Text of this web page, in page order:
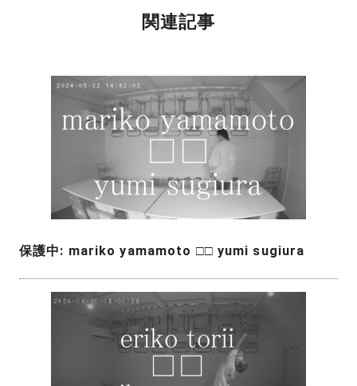
関連記事
保護中: mariko yamamoto □□ yumi sugiura